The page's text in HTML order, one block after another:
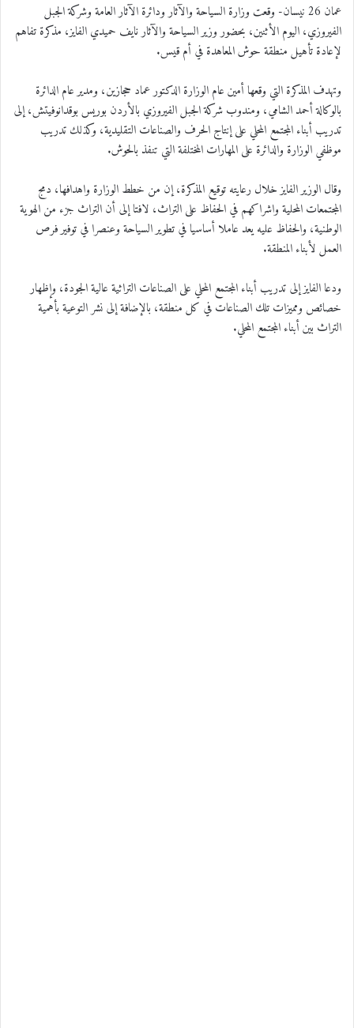
عمان 26 نيسان- وقعت وزارة السياحة والآثار ودائرة الآثار العامة وشركة الجبل
الفيروزي، اليوم الأثنين، بحضور وزير السياحة والآثار نايف حميدي الفايز، مذكرة تفاهم
لإعادة تأهيل منطقة حوش المعاهدة في أم قيس.
وتهدف المذكرة التي وقعها أمين عام الوزارة الدكتور عماد حجازين، ومدير عام الدائرة
بالوكالة أحمد الشامي، ومندوب شركة الجبل الفيروزي بالأردن بوريس بوقدانوفيتش، إلى
تدريب أبناء المجتمع المحلي على إنتاج الحرف والصناعات التقليدية، وكذلك تدريب
موظفي الوزارة والدائرة على المهارات المختلفة التي تنفذ بالحوش.
وقال الوزير الفايز خلال رعايته توقيع المذكرة، إن من خطط الوزارة واهدافها، دمج
المجتمعات المحلية واشراكهم في الحفاظ على التراث، لافتا إلى أن التراث جزء من الهوية
الوطنية، والحفاظ عليه يعد عاملا أساسيا في تطوير السياحة وعنصرا في توفير فرص
العمل لأبناء المنطقة.
ودعا الفايز إلى تدريب أبناء المجتمع المحلي على الصناعات التراثية عالية الجودة، وإظهار
خصائص ومميزات تلك الصناعات في كل منطقة، بالإضافة إلى نشر التوعية بأهمية
التراث بين أبناء المجتمع المحلي.